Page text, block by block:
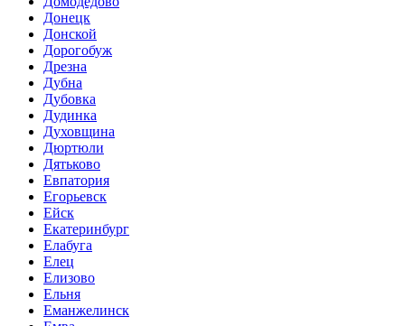
Донецк
Донской
Дорогобуж
Дрезна
Дубна
Дубовка
Дудинка
Духовщина
Дюртюли
Дятьково
Евпатория
Егорьевск
Ейск
Екатеринбург
Елабуга
Елец
Елизово
Ельня
Еманжелинск